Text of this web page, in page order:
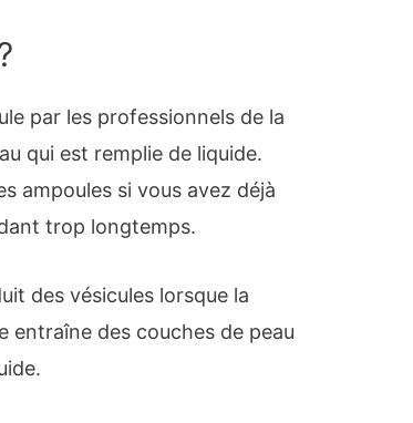
par les professionnels de la
qui est remplie de liquide.
ampoules si vous avez déjà
trop longtemps.
des vésicules lorsque la
des couches de peau